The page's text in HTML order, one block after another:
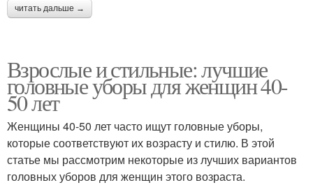
читать дальше →
Взрослые и стильные: лучшие
головные уборы для женщин 40-
50 лет
Женщины 40-50 лет часто ищут головные уборы,
которые соответствуют их возрасту и стилю. В этой
статье мы рассмотрим некоторые из лучших вариантов
головных уборов для женщин этого возраста.